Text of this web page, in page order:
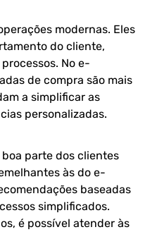
modernas. Eles
do cliente,
No e-
de compra são mais
a simplificar as
personalizadas.
parte dos clientes
às do e-
baseadas
simplificados.
é possível atender às